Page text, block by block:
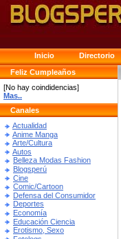
Inicio Directorio
Feliz Cumpleaños
[No hay coindidencias]
Mas..
Canales
Actualidad
Anime Manga
Arte/Cultura
Autos
Belleza Modas Fashion
Blogsperú
Cine
Comic/Cartoon
Defensa del Consumidor
Deportes
Economía
Educación Ciencia
Erotismo, Sexo